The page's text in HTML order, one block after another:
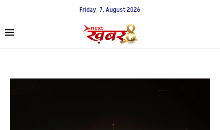
Friday, 7, August 2026